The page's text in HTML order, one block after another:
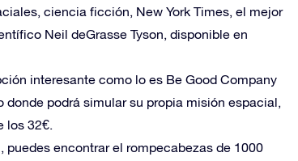
ciencia ficción, New York Times, el mejor
Neil deGrasse Tyson, disponible en
interesante como lo es Be Good Company
podrá simular su propia misión espacial,
los 32€.
encontrar el rompecabezas de 1000